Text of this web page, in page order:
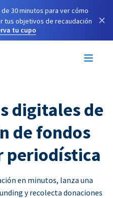
30 minutos para ver cómo
tus objetivos de recaudación
tu cupo
×
digitales de
de fondos
periodística
en minutos, lanza una
y recolecta donaciones